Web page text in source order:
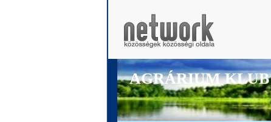
AGRÁRIUM KLUB